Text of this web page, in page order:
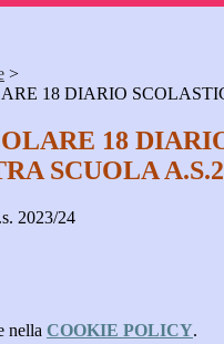
>
18 DIARIO
18
SCUOLA
2023/24
nella COOKIE POLICY.